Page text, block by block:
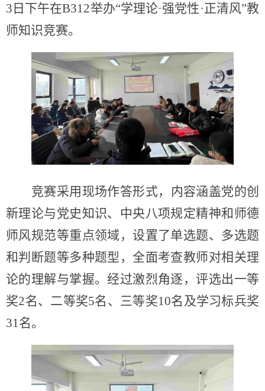
3日下午在B312举办“学理论·强党性·正清风”教
师知识竞赛。
竞赛采用现场作答形式，内容涵盖党的创
新理论与党史知识、中央八项规定精神和师德
师风规范等重点领域，设置了单选题、多选题
和判断题等多种题型，全面考查教师对相关理
论的理解与掌握。经过激烈角逐，评选出一等
奖2名、二等奖5名、三等奖10名及学习标兵奖
31名。